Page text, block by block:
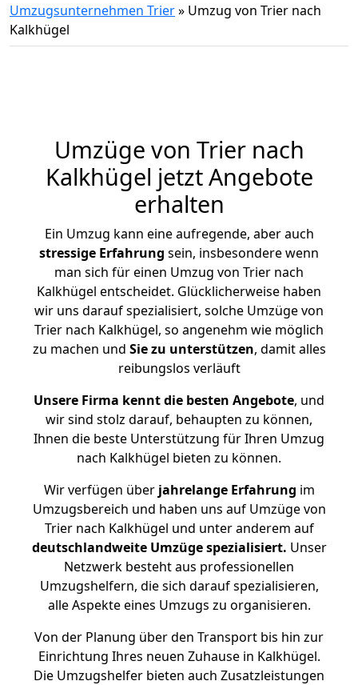
Umzugsunternehmen Trier» Umzug von Trier nach
Kalkhügel
Umzüge von Trier nach
Kalkhügel jetzt Angebote
erhalten
Ein Umzug kann eine aufregende, aber auch
stressige Erfahrung sein, insbesondere wenn
man sich für einen Umzug von Trier nach
Kalkhügel entscheidet. Glücklicherweise haben
wir uns darauf spezialisiert, solche Umzüge von
Trier nach Kalkhügel, so angenehm wie möglich
zu machen und Sie zu unterstützen, damit alles
reibungslos verläuft
Unsere Firma kennt die besten Angebote, und
wir sind stolz darauf, behaupten zu können,
Ihnen die beste Unterstützung für Ihren Umzug
nach Kalkhügel bieten zu können.
Wir verfügen überjahrelange Erfahrung im
Umzugsbereich und haben uns auf Umzüge von
Trier nach Kalkhügel und unter anderem auf
deutschlandweite Umzüge spezialisiert. Unser
Netzwerk besteht aus professionellen
Umzugshelfern, die sich darauf spezialisieren,
alle Aspekte eines Umzugs zu organisieren.
Von der Planung über den Transport bis hin zur
Einrichtung Ihres neuen Zuhause in Kalkhügel.
Die Umzugshelfer bieten auch Zusatzleistungen